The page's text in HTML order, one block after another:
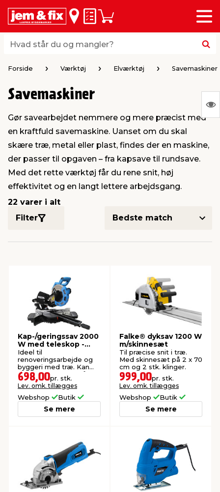
Hvad står du og mangler?
Hvad står du og mangler?
Huskeseddel
Indkøbskurv
Menu
& vægge
vinduer
brædder
& ukrudt
& varme
& ophæng
& opbevaring
& persienner
& standere
& syltning
& armatur
& ventilation
kloak
Home
& kemikalier
& fugemasse
af værktøj
maskiner
& spande
underholdning
Forside Værktøj Elværktøj Savemaskiner
at
Savemaskiner
Gør savearbejdet nemmere og mere præcist med
en kraftfuld savemaskine. Uanset om du skal
skære træ, metal eller plast, findes der en maskine,
der passer til opgaven – fra kapsave til rundsave.
Med det rette værktøj får du rene snit, høj
effektivitet og en langt lettere arbejdsgang.
22 varer i alt
Filter
Kap-/geringssav 2000
W med teleskop -
PRIZE®
Ideel til
renoveringsarbejde og
byggeri med træ. Kan
skære lodret og skråt.
698,00pr. stk.
Lev. omk. tillægges
Webshop Butik
Se mere
Falke® dyksav 1200 W
m/skinnesæt
Til præcise snit i træ.
Med skinnesæt på 2 x 70
cm og 2 stk. klinger.
999,00pr. stk.
Lev. omk. tillægges
Webshop Butik
Se mere